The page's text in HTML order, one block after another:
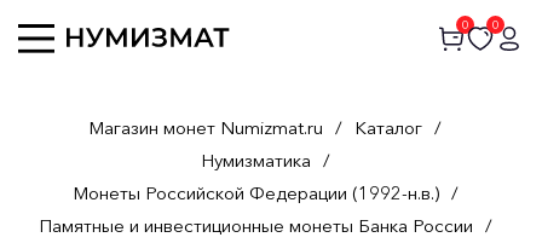
0 0
Магазин монет Numizmat.ru / Каталог /
Нумизматика /
Монеты Российской Федерации (1992-н.в.) /
Памятные и инвестиционные монеты Банка России /